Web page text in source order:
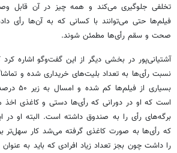
تخلفی جلوگیری می‌کند و همه چیز در آن قابل
فیلم‌ها حتی می‌توانند با کسانی که به آن‌ها رأی
صحت و سقم رأی‌ها مطمئن شوند.
نسبت رأی‌ها به تعداد بلیت‌های خریداری شده و
بسیاری از
است که او در دورانی که رأی‌ها دستی و کاغذی اخذ
برگه‌های رأی را به صندوق داشته است. البته او در
که رأی‌ها به صورت کاغذی گرفته می‌شد کار سهل‌تر
را داشت چون بجز تعداد زیاد افرادی که باید به